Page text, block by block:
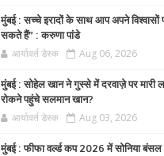
मुंबई : सच्चे इरादों के साथ आप अपने विश्वासों
सकते हैं” : करुणा पांडे
आर्यावर्त डेस्क Aug 06, 2026
मुंबई : सोहेल खान ने गुस्से में दरवाज़े पर मारी
रोकने पहुंचे सलमान खान?
आर्यावर्त डेस्क Aug 03, 2026
मुंबई : फीफा वर्ल्ड कप 2026 में सोनिया